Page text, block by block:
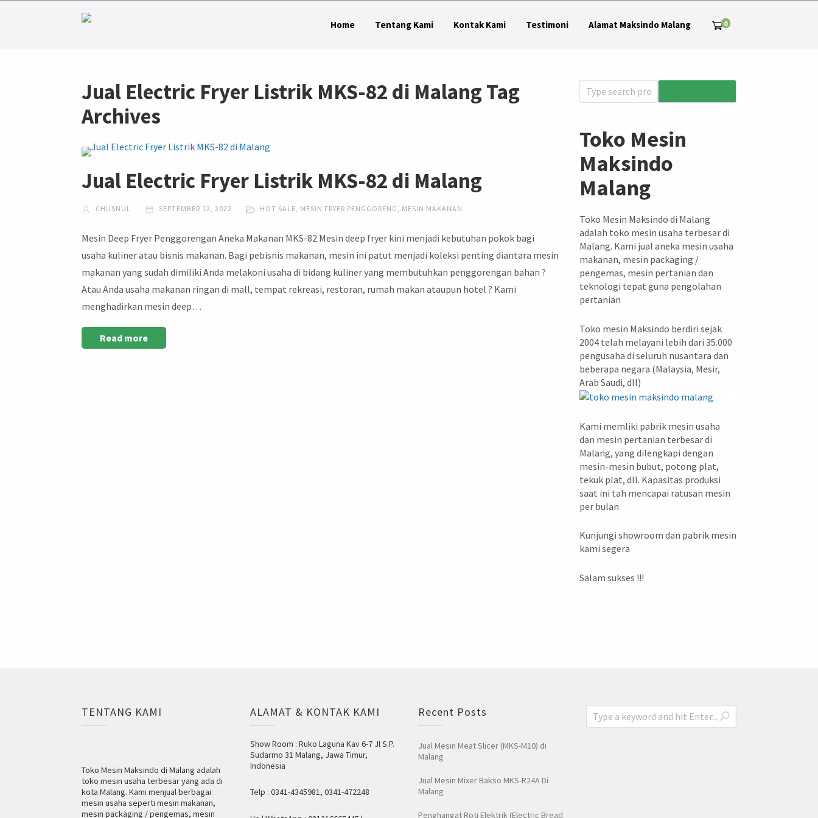
Home Tentang Kami Kontak Kami Testimoni Alamat Maksindo Malang 0
Jual Electric Fryer Listrik MKS-82 di Malang Tag
Archives
Jual Electric Fryer Listrik MKS-82 di Malang
CHUSNUL SEPTEMBER 12, 2022 HOT SALE, MESIN FRYER PENGGORENG, MESIN MAKANAN
Mesin Deep Fryer Penggorengan Aneka Makanan MKS-82 Mesin deep fryer kini menjadi kebutuhan pokok bagi
usaha kuliner atau bisnis makanan. Bagi pebisnis makanan, mesin ini patut menjadi koleksi penting diantara mesin
makanan yang sudah dimiliki Anda melakoni usaha di bidang kuliner yang membutuhkan penggorengan bahan ?
Atau Anda usaha makanan ringan di mall, tempat rekreasi, restoran, rumah makan ataupun hotel ? Kami
menghadirkan mesin deep…
Read more
Toko Mesin
Maksindo
Malang
Toko Mesin Maksindo di Malang
adalah toko mesin usaha terbesar di
Malang. Kami jual aneka mesin usaha
makanan, mesin packaging /
pengemas, mesin pertanian dan
teknologi tepat guna pengolahan
pertanian
Toko mesin Maksindo berdiri sejak
2004 telah melayani lebih dari 35.000
pengusaha di seluruh nusantara dan
beberapa negara (Malaysia, Mesir,
Arab Saudi, dll)
Kami memliki pabrik mesin usaha
dan mesin pertanian terbesar di
Malang, yang dilengkapi dengan
mesin-mesin bubut, potong plat,
tekuk plat, dll. Kapasitas produksi
saat ini tah mencapai ratusan mesin
per bulan
Kunjungi showroom dan pabrik mesin
kami segera
Salam sukses !!!
TENTANG KAMI
Toko Mesin Maksindo di Malang adalah
toko mesin usaha terbesar yang ada di
kota Malang. Kami menjual berbagai
mesin usaha seperti mesin makanan,
mesin packaging / pengemas, mesin
ALAMAT & KONTAK KAMI
Show Room : Ruko Laguna Kav 6-7 Jl S.P.
Sudarmo 31 Malang, Jawa Timur,
Indonesia
Telp : 0341-4345981, 0341-472248
Recent Posts
Jual Mesin Meat Slicer (MKS-M10) di
Malang
Jual Mesin Mixer Bakso MKS-R24A Di
Malang
Penghangat Roti Elektrik (Electric Bread